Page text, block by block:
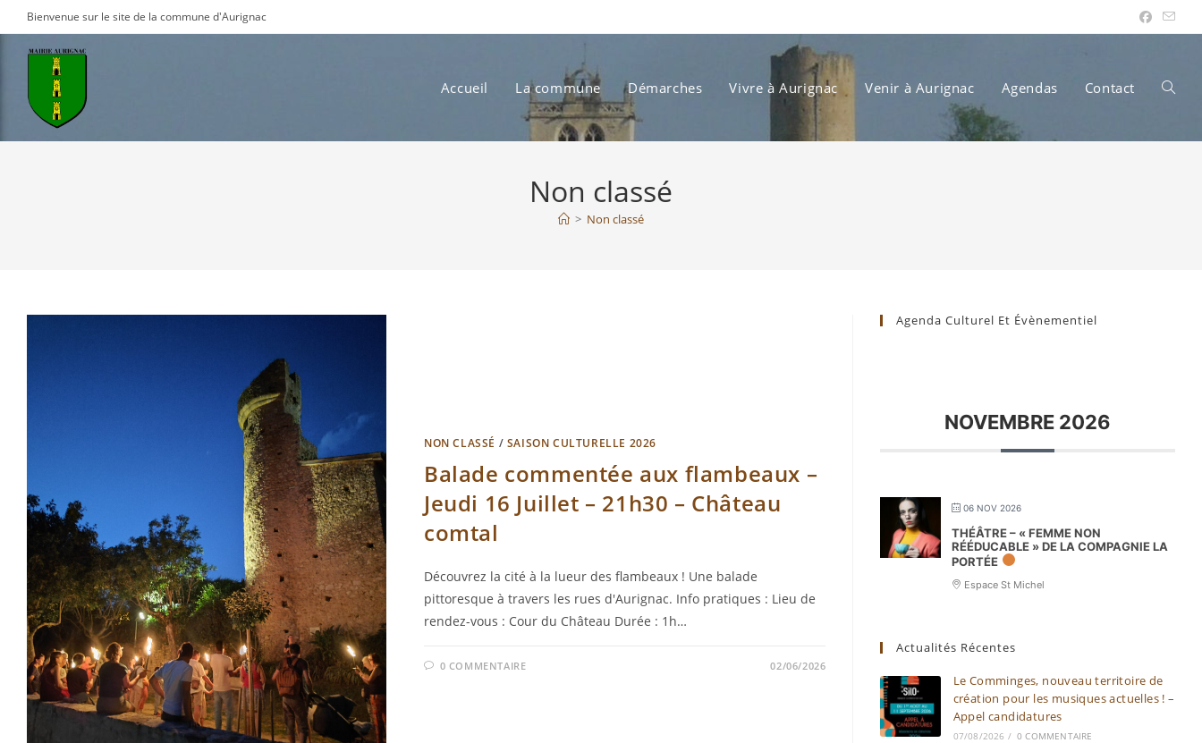
to
content
Bienvenue sur le site de la commune d'Aurignac
Accueil La commune Démarches Vivre à Aurignac Venir à Aurignac Agendas Contact Toggle
Non classé
> Non classé
NON CLASSÉ / SAISON CULTURELLE 2026
Balade commentée aux flambeaux –
Jeudi 16 Juillet – 21h30 – Château
comtal
Découvrez la cité à la lueur des flambeaux ! Une balade
pittoresque à travers les rues d'Aurignac. Info pratiques : Lieu de
rendez-vous : Cour du Château Durée : 1h…
0 COMMENTAIRE 02/06/2026
Agenda Culturel Et Évènementiel
NOVEMBRE 2026
06 NOV 2026
THÉÂTRE – « FEMME NON
RÉÉDUCABLE » DE LA COMPAGNIE LA
PORTÉE
Espace St Michel
Actualités Récentes
Le Comminges, nouveau territoire de
création pour les musiques actuelles ! –
Appel candidatures
07/08/2026 / 0 COMMENTAIRE